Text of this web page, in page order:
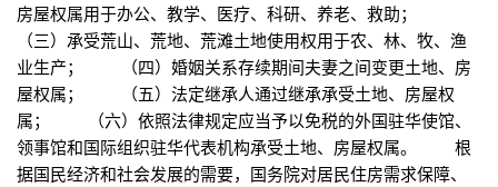
房屋权属用于办公、教学、医疗、科研、养老、救助；
（三）承受荒山、荒地、荒滩土地使用权用于农、林、牧、渔
业生产； （四）婚姻关系存续期间夫妻之间变更土地、房
屋权属； （五）法定继承人通过继承承受土地、房屋权
属； （六）依照法律规定应当予以免税的外国驻华使馆、
领事馆和国际组织驻华代表机构承受土地、房屋权属。 根
据国民经济和社会发展的需要，国务院对居民住房需求保障、